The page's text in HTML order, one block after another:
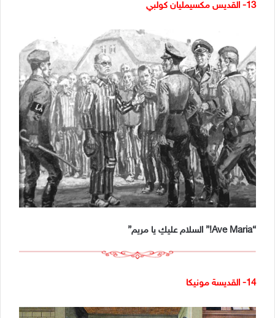
13- القديس مكسيمليان كولبي
“Ave Maria!” السلام عليكِ يا مريم”
14- القديسة مونيكا